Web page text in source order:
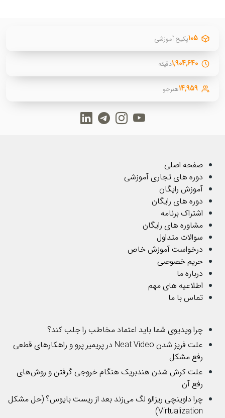
۱۰۵پکیج آموزشی
۱,۹۰۴,۶۴۰دقیقه
۱۴,۹۵۹هنرجو
صفحه اصلی
دوره های تجاری آموزشی
آموزش رایگان
دوره های رایگان
اشتراک برنامه
مشاوره های رایگان
سوالات متداول
درخواست آموزش خاص
حریم خصوصی
درباره ما
اطلاعیه های مهم
تماس با ما
چرا ویدیوی شما باید اعتماد مخاطب را جلب کند؟
علت فریز شدن Neat Video در پریمیر پرو و راهکارهای قطعی
رفع مشکل
علت کرش شدن هندبریک هنگام خروجی گرفتن و روش‌های
رفع آن
چرا داوینچی ریزالو لگ می‌زند بعد از ریست بایوس؟ (حل مشکل
Virtualization)